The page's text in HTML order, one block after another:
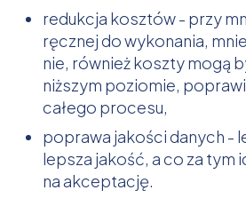
redukcja kosztów - przy
ręcznej do wykonania,
nie, również koszty mogą
niższym poziomie,
całego procesu,
poprawa jakości danych -
lepsza jakość, a co za tym
na akceptację.